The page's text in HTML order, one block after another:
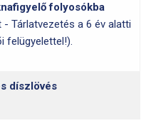
folyosókba
Tárlatvezetés a 6 év alatti
felügyelettel!).
díszlövés